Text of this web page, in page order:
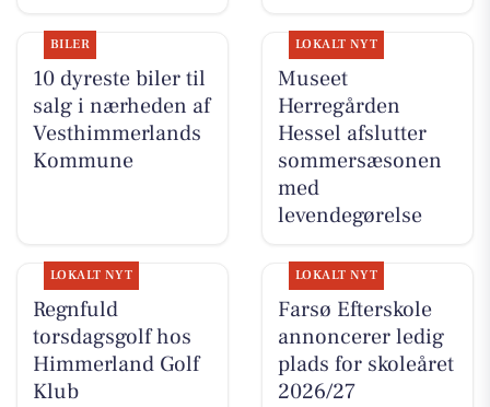
BILER
10 dyreste biler til
salg i nærheden af
Vesthimmerlands
Kommune
LOKALT NYT
Museet
Herregården
Hessel afslutter
sommersæsonen
med
levendegørelse
LOKALT NYT
Regnfuld
torsdagsgolf hos
Himmerland Golf
Klub
LOKALT NYT
Farsø Efterskole
annoncerer ledig
plads for skoleåret
2026/27